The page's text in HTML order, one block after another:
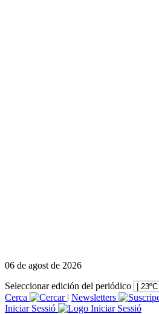
06 de agost de 2026
Seleccionar edición del periódico
Cerca
| Newsletters
Iniciar Sessió